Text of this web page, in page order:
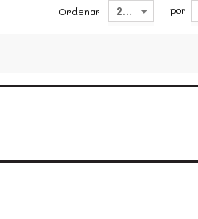
por
Ordenar 24